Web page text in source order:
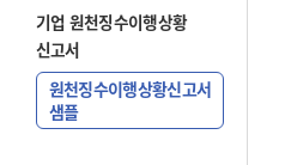
기업 원천징수이행상황
신고서
원천징수이행상황신고서
샘플